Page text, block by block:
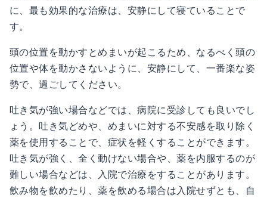
に、最も効果的な治療は、安静にして寝ていることで
す。
頭の位置を動かすとめまいが起こるため、なるべく頭の
位置や体を動かさないように、安静にして、一番楽な姿
勢で、過ごしてください。
吐き気が強い場合などでは、病院に受診しても良いでし
ょう。吐き気どめや、めまいに対する不安感を取り除く
薬を使用することで、症状を軽くすることができます。
吐き気が強く、全く動けない場合や、薬を内服するのが
難しい場合などは、入院で治療をすることがあります。
飲み物を飲めたり、薬を飲める場合は入院せずとも、自